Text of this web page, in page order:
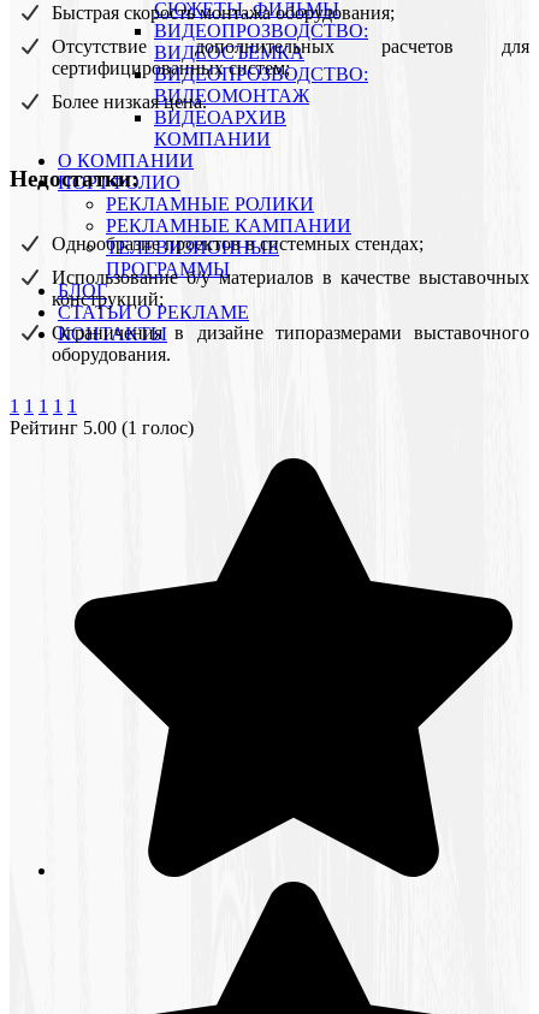
СЮЖЕТЫ, ФИЛЬМЫ
ВИДЕОПРОЗВОДСТВО:
ВИДЕОСЪЕМКА
ВИДЕОПРОЗВОДСТВО:
ВИДЕОМОНТАЖ
ВИДЕОАРХИВ
КОМПАНИИ
О КОМПАНИИ
ПОРТФОЛИО
РЕКЛАМНЫЕ РОЛИКИ
РЕКЛАМНЫЕ КАМПАНИИ
ТЕЛЕВИЗИОННЫЕ
ПРОГРАММЫ
БЛОГ
СТАТЬИ О РЕКЛАМЕ
КОНТАКТЫ
Быстрая скорость монтажа оборудования;
Отсутствие дополнительных расчетов для
сертифицированных систем;
Более низкая цена.
Недостатки:
Однообразие проектов в системных стендах;
Использование б/у материалов в качестве выставочных
конструкций;
Ограничения в дизайне типоразмерами выставочного
оборудования.
1 1 1 1 1
Рейтинг 5.00 (1 голос)